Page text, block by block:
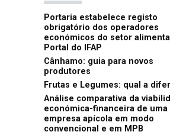
Portaria estabelece registo
obrigatório dos operadores
económicos do setor
Portal do IFAP
Cânhamo: guia para novos
produtores
Frutas e Legumes: qual a
Análise comparativa da
económica-financeira de uma
empresa apícola em modo
convencional e em MPB